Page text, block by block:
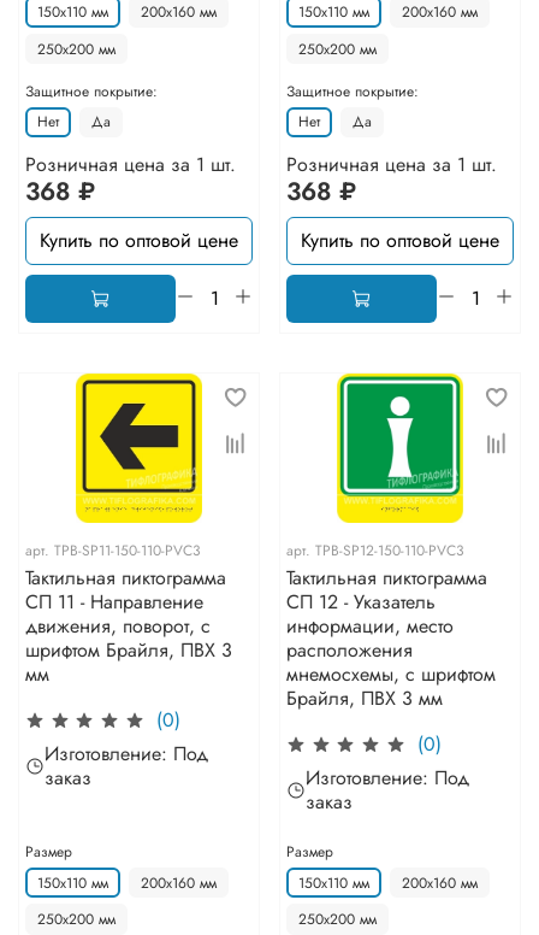
150х110 мм
200х160 мм
250х200 мм
Защитное покрытие:
Нет
Да
Розничная цена за 1 шт.
368 ₽
Купить по оптовой цене
150х110 мм
200х160 мм
250х200 мм
Защитное покрытие:
Нет
Да
Розничная цена за 1 шт.
368 ₽
Купить по оптовой цене
арт. TPB-SP11-150-110-PVC3
Тактильная пиктограмма
СП 11 - Направление
движения, поворот, с
шрифтом Брайля, ПВХ 3
мм
(0)
Изготовление: Под
заказ
Размер
150х110 мм
200х160 мм
250х200 мм
арт. TPB-SP12-150-110-PVC3
Тактильная пиктограмма
СП 12 - Указатель
информации, место
расположения
мнемосхемы, с шрифтом
Брайля, ПВХ 3 мм
(0)
Изготовление: Под
заказ
Размер
150х110 мм
200х160 мм
250х200 мм